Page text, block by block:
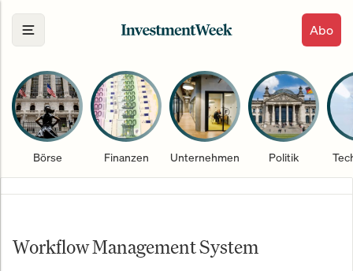
Abo
Börse Finanzen Unternehmen Politik
Workflow Management System